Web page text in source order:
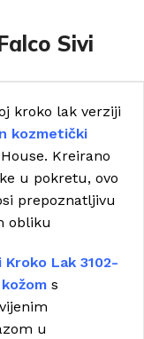
Sivi
kroko lak verziji
kozmetički
Kreirano
u pokretu, ovo
prepoznatljivu
obliku
Kroko Lak 3102-
s
u